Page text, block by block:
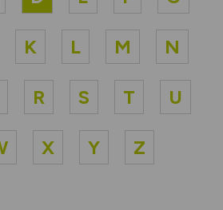
K L M N
R S T U
X Y Z